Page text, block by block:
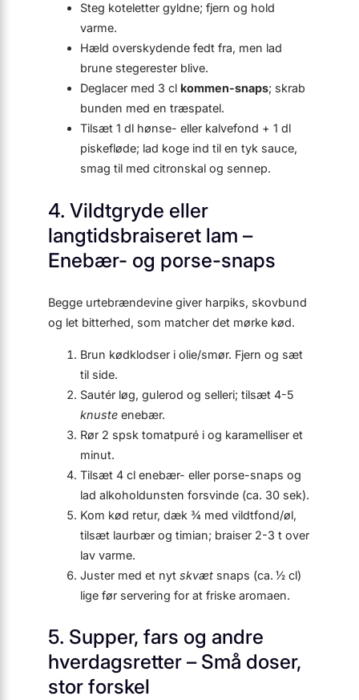
Steg koteletter gyldne; fjern og hold
varme.
Hæld overskydende fedt fra, men lad
brune stegerester blive.
Deglacer med 3 cl kommen-snaps; skrab
bunden med en træspatel.
Tilsæt 1 dl hønse- eller kalvefond + 1 dl
piskefløde; lad koge ind til en tyk sauce,
smag til med citronskal og sennep.
4. Vildtgryde eller
langtidsbraiseret lam –
Enebær- og porse-snaps
Begge urtebrændevine giver harpiks, skovbund
og let bitterhed, som matcher det mørke kød.
Brun kødklodser i olie/smør. Fjern og sæt
til side.
Sautér løg, gulerod og selleri; tilsæt 4-5
knuste enebær.
Rør 2 spsk tomatpuré i og karamelliser et
minut.
Tilsæt 4 cl enebær- eller porse-snaps og
lad alkoholdunsten forsvinde (ca. 30 sek).
Kom kød retur, dæk ¾ med vildtfond/øl,
tilsæt laurbær og timian; braiser 2-3 t over
lav varme.
Juster med et nyt skvæt snaps (ca. ½ cl)
lige før servering for at friske aromaen.
5. Supper, fars og andre
hverdagsretter – Små doser,
stor forskel